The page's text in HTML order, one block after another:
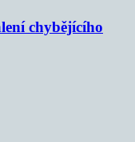
chybějícího